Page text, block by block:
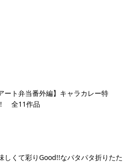
アート弁当番外編】キャラカレー特
全11作品
しくて彩りGood!!なパタパタ折りたた